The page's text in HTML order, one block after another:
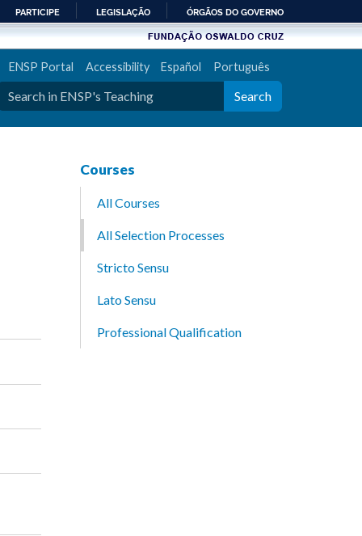
PARTICIPE LEGISLAÇÃO ÓRGÃOS DO GOVERNO
ENSP Portal Accessibility Español Português
Search
Courses
All Courses
All Selection Processes
Stricto Sensu
Lato Sensu
Professional Qualification